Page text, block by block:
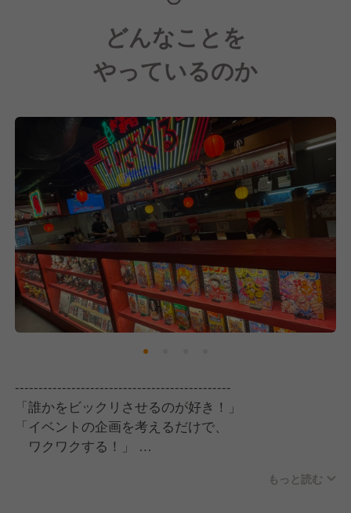
どんなことを
やっているのか
----------------------------------------------
「誰かをビックリさせるのが好き！」
「イベントの企画を考えるだけで、
ワクワクする！」
もっと読む